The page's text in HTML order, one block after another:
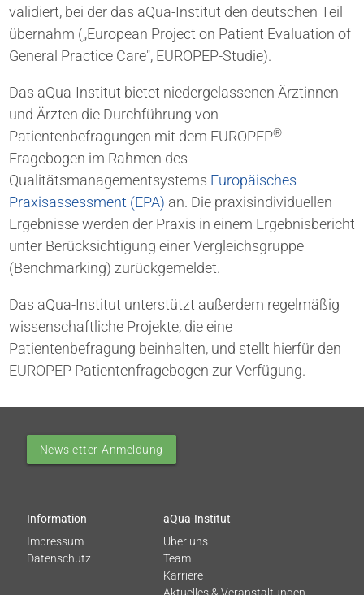
validiert, bei der das aQua-Institut den deutschen Teil
übernahm („European Project on Patient Evaluation of
General Practice Care", EUROPEP-Studie).
Das aQua-Institut bietet niedergelassenen Ärztinnen
und Ärzten die Durchführung von
Patientenbefragungen mit dem EUROPEP®-
Fragebogen im Rahmen des
Qualitätsmanagementsystems Europäisches
Praxisassessment (EPA) an. Die praxisindividuellen
Ergebnisse werden der Praxis in einem Ergebnisbericht
unter Berücksichtigung einer Vergleichsgruppe
(Benchmarking) zurückgemeldet.
Das aQua-Institut unterstützt außerdem regelmäßig
wissenschaftliche Projekte, die eine
Patientenbefragung beinhalten, und stellt hierfür den
EUROPEP Patientenfragebogen zur Verfügung.
Newsletter-Anmeldung
Information
Impressum
Datenschutz
aQua-Institut
Über uns
Team
Karriere